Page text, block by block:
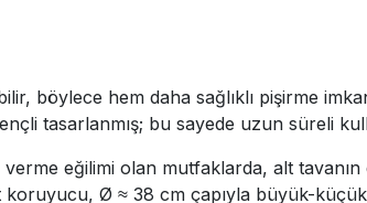
böylece hem daha sağlıklı pişirme
tasarlanmış; bu sayede uzun süreli
eğilimi olan mutfaklarda, alt
Ø ≈ 38 cm çapıyla büyük-